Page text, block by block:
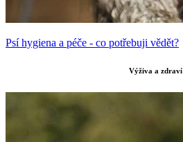
Psí hygiena a péče - co potřebuji vědět?
Výživa a zdraví